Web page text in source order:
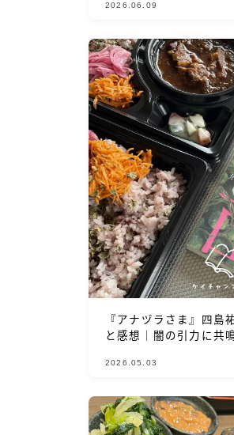
いだろ？
2026.06.09
『アナヅラさま』四
と感想｜闇の引力に共
2026.05.03